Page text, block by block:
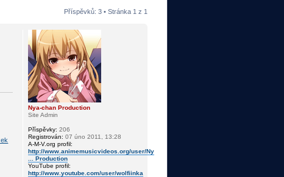
Příspěvků: 3 • Stránka 1 z 1
Nya-chan Production
Site Admin
Příspěvky: 206
Registrován: 07 úno 2011, 13:28
A-M-V.org profil:
http://www.animemusicvideos.org/user/Ny
... Production
YouTube profil:
http://www.youtube.com/user/wolfiinka